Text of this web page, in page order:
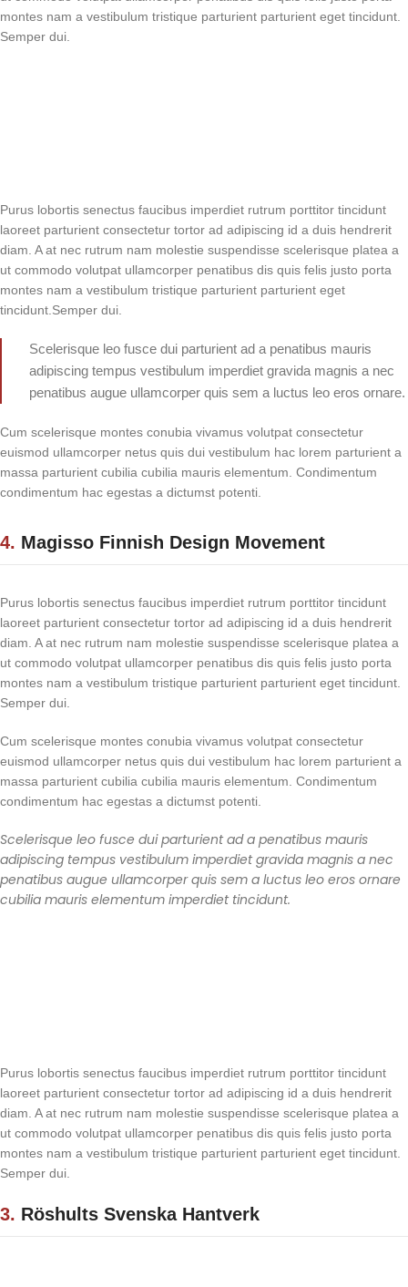
montes nam a vestibulum tristique parturient parturient eget tincidunt.
Semper dui.
Purus lobortis senectus faucibus imperdiet rutrum porttitor tincidunt
laoreet parturient consectetur tortor ad adipiscing id a duis hendrerit
diam. A at nec rutrum nam molestie suspendisse scelerisque platea a
ut commodo volutpat ullamcorper penatibus dis quis felis justo porta
montes nam a vestibulum tristique parturient parturient eget
tincidunt.Semper dui.
Scelerisque leo fusce dui parturient ad a penatibus mauris
adipiscing tempus vestibulum imperdiet gravida magnis a nec
penatibus augue ullamcorper quis sem a luctus leo eros ornare.
Cum scelerisque montes conubia vivamus volutpat consectetur
euismod ullamcorper netus quis dui vestibulum hac lorem parturient a
massa parturient cubilia cubilia mauris elementum. Condimentum
condimentum hac egestas a dictumst potenti.
4. Magisso Finnish Design Movement
Purus lobortis senectus faucibus imperdiet rutrum porttitor tincidunt
laoreet parturient consectetur tortor ad adipiscing id a duis hendrerit
diam. A at nec rutrum nam molestie suspendisse scelerisque platea a
ut commodo volutpat ullamcorper penatibus dis quis felis justo porta
montes nam a vestibulum tristique parturient parturient eget tincidunt.
Semper dui.
Cum scelerisque montes conubia vivamus volutpat consectetur
euismod ullamcorper netus quis dui vestibulum hac lorem parturient a
massa parturient cubilia cubilia mauris elementum. Condimentum
condimentum hac egestas a dictumst potenti.
Scelerisque leo fusce dui parturient ad a penatibus mauris
adipiscing tempus vestibulum imperdiet gravida magnis a nec
penatibus augue ullamcorper quis sem a luctus leo eros ornare
cubilia mauris elementum imperdiet tincidunt.
Purus lobortis senectus faucibus imperdiet rutrum porttitor tincidunt
laoreet parturient consectetur tortor ad adipiscing id a duis hendrerit
diam. A at nec rutrum nam molestie suspendisse scelerisque platea a
ut commodo volutpat ullamcorper penatibus dis quis felis justo porta
montes nam a vestibulum tristique parturient parturient eget tincidunt.
Semper dui.
3. Röshults Svenska Hantverk